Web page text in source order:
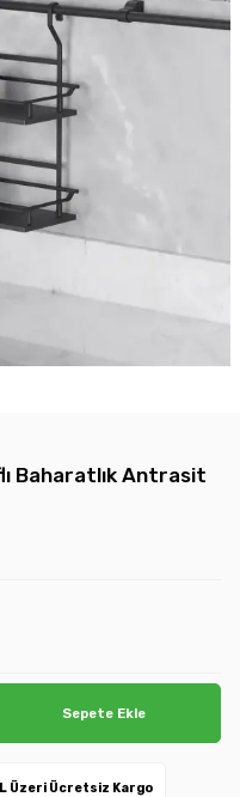
Baharatlık Antrasit
Sepete Ekle
Üzeri Ücretsiz Kargo